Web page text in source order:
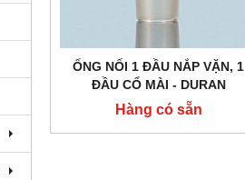
ỐNG NỐI 1 ĐẦU NẮP VẶN, 1
ĐẦU CỔ MÀI - DURAN
Hàng có sẵn